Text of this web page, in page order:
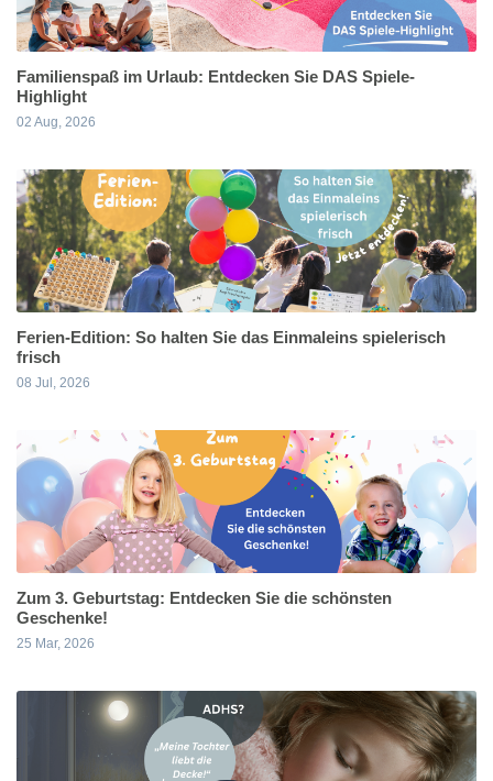
Familienspaß im Urlaub: Entdecken Sie DAS Spiele-
Highlight
02 Aug, 2026
Ferien-Edition: So halten Sie das Einmaleins spielerisch
frisch
08 Jul, 2026
Zum 3. Geburtstag: Entdecken Sie die schönsten
Geschenke!
25 Mar, 2026